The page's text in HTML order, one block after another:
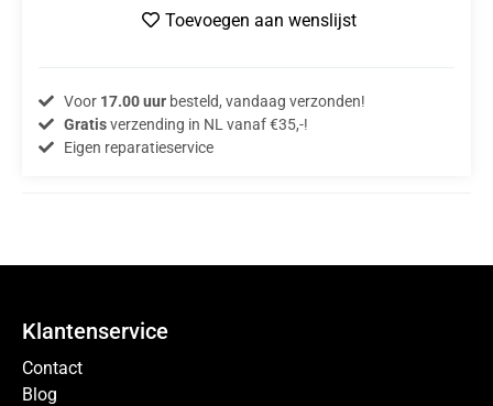
Toevoegen aan wenslijst
Voor 17.00 uurbesteld, vandaag verzonden!
Gratisverzending in NL vanaf €35,-!
Eigen reparatieservice
Klantenservice
Contact
Blog